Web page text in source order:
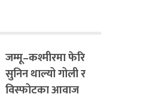
जम्मू–कश्मीरमा फेरि
सुनिन थाल्यो गोली र
विस्फोटका आवाज